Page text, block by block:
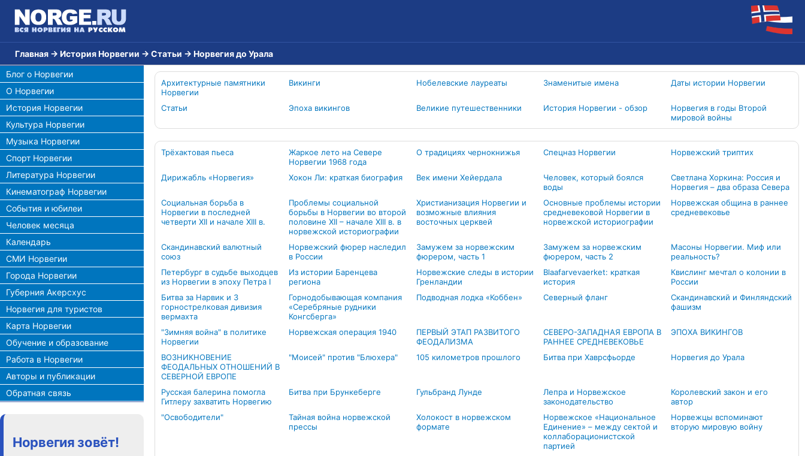
Главная → История Норвегии → Статьи → Норвегия до Урала
Блог о Норвегии
О Норвегии
История Норвегии
Культура Норвегии
Музыка Норвегии
Спорт Норвегии
Литература Норвегии
Кинематограф Норвегии
События и юбилеи
Человек месяца
Календарь
СМИ Норвегии
Города Норвегии
Губерния Акерсхус
Норвегия для туристов
Карта Норвегии
Обучение и образование
Работа в Норвегии
Авторы и публикации
Обратная связь
Норвегия зовёт!
Архитектурные памятники
Норвегии
Викинги Нобелевские лауреаты Знаменитые имена Даты истории Норвегии
Статьи Эпоха викингов Великие путешественники История Норвегии - обзор
Норвегия в годы Второй
мировой войны
Трёхактовая пьеса
Жаркое лето на Севере
Норвегии 1968 года
О традициях чернокнижья Спецназ Норвегии Норвежский триптих
Дирижабль «Норвегия» Хокон Ли: краткая биография Век имени Хейердала
Человек, который боялся
воды
Светлана Хоркина: Россия и
Норвегия – два образа Севера
Социальная борьба в
Норвегии в последней
четверти XII и начале XIII в.
Проблемы социальной
борьбы в Норвегии во второй
половине XII – начале XIII в. в
норвежской историографии
Христианизация Норвегии и
возможные влияния
восточных церквей
Основные проблемы истории
средневековой Норвегии в
норвежской историографии
Норвежская община в раннее
средневековье
Скандинавский валютный
союз
Норвежский фюрер наследил
в России
Замужем за норвежским
фюрером, часть 1
Замужем за норвежским
фюрером, часть 2
Масоны Норвегии. Миф или
реальность?
Петербург в судьбе выходцев
из Норвегии в эпоху Петра I
Из истории Баренцева
региона
Норвежские следы в истории
Гренландии
Blaafarvevaerket: краткая
история
Квислинг мечтал о колонии в
России
Битва за Нарвик и 3
горнострелковая дивизия
вермахта
Горнодобывающая компания
«Серебряные рудники
Конгсберга»
Подводная лодка «Коббен» Северный фланг
Скандинавский и Финляндский
фашизм
"Зимняя война" в политике
Норвегии
Норвежская операция 1940
ПЕРВЫЙ ЭТАП РАЗВИТОГО
ФЕОДАЛИЗМА
СЕВЕРО-ЗАПАДНАЯ ЕВРОПА В
РАННЕЕ СРЕДНЕВЕКОВЬЕ
ЭПОХА ВИКИНГОВ
ВОЗНИКНОВЕНИЕ
ФЕОДАЛЬНЫХ ОТНОШЕНИЙ В
СЕВЕРНОЙ ЕВРОПЕ
"Моисей" против "Блюхера" 105 километров прошлого Битва при Хаврсфьорде Норвегия до Урала
Русская балерина помогла
Гитлеру захватить Норвегию
Битва при Брункеберге Гульбранд Лунде
Лепра и Норвежское
законодательство
Королевский закон и его
автор
"Освободители"
Тайная война норвежской
прессы
Холокост в норвежском
формате
Норвежское «Национальное
Единение» – между сектой и
коллаборационистской
партией
Норвежцы вспоминают
вторую мировую войну